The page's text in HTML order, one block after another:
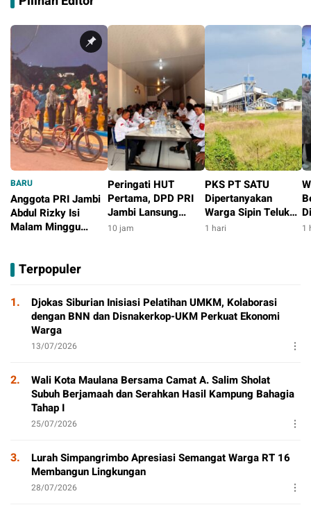
BARU
Anggota PRI Jambi
Abdul Rizky Isi
Malam Minggu
Aktivitas Positif
Peringati HUT
Pertama, DPD PRI
Jambi Lansung
Berbagi Dengan
10 jam
PKS PT SATU
Dipertanyakan
Warga Sipin Teluk
Duren, Jarak Dekat
1 hari 1
Terpopuler
1.
Djokas Siburian Inisiasi Pelatihan UMKM, Kolaborasi
dengan BNN dan Disnakerkop-UKM Perkuat Ekonomi
Warga
13/07/2026
2.
Wali Kota Maulana Bersama Camat A. Salim Sholat
Subuh Berjamaah dan Serahkan Hasil Kampung Bahagia
Tahap I
25/07/2026
3.
Lurah Simpangrimbo Apresiasi Semangat Warga RT 16
Membangun Lingkungan
28/07/2026